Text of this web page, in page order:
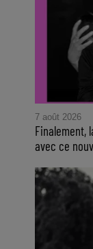
7 août 2026
Finalement,
avec ce